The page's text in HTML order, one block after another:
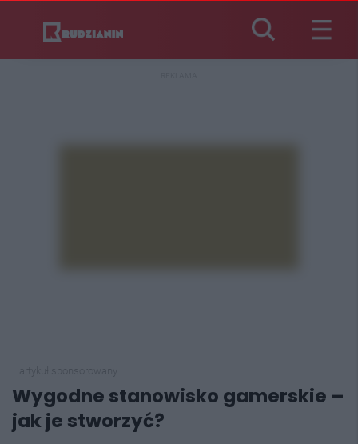
Wygodne stanowisko gamerskie –
jak je stworzyć?